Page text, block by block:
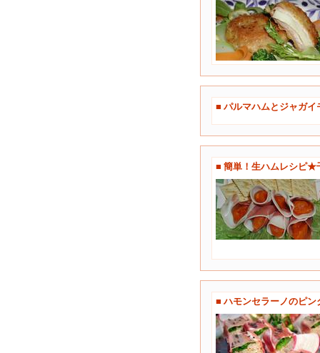
■ パルマハムとジャガイ
■ 簡単！生ハムレシピ★
■ ハモンセラーノのピン